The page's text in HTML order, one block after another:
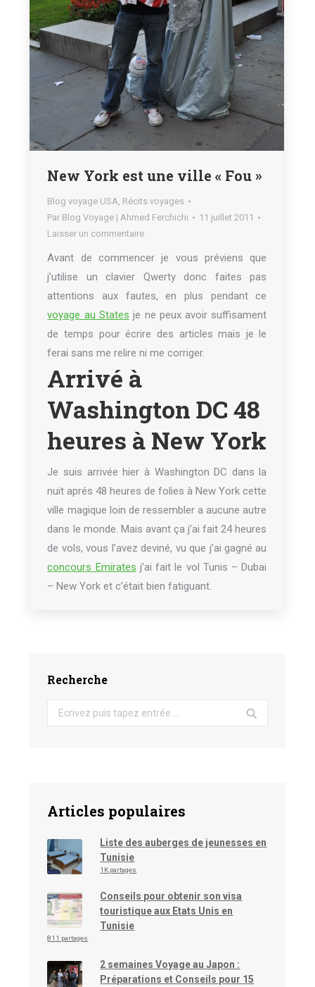
New York est une ville « Fou »
Blog voyage USA, Récits voyages
Par Blog Voyage | Ahmed Ferchichi
11 juillet 2011
Laisser un commentaire
Avant de commencer je vous préviens que
j’utilise un clavier Qwerty donc faites pas
attentions aux fautes, en plus pendant ce
voyage au States je ne peux avoir suffisament
de temps pour écrire des articles mais je le
ferai sans me relire ni me corriger.
Arrivé à
Washington DC 48
heures à New York
Je suis arrivée hier à Washington DC dans la
nuit aprés 48 heures de folies à New York cette
ville magique loin de ressembler a aucune autre
dans le monde. Mais avant ça j’ai fait 24 heures
de vols, vous l’avez deviné, vu que j’ai gagné au
concours Emirates j’ai fait le vol Tunis – Dubai
– New York et c’était bien fatiguant.
Recherche
Search:
Articles populaires
Liste des auberges de jeunesses en
Tunisie
1K partages
Conseils pour obtenir son visa
touristique aux Etats Unis en
Tunisie
811 partages
2 semaines Voyage au Japon :
Préparations et Conseils pour 15